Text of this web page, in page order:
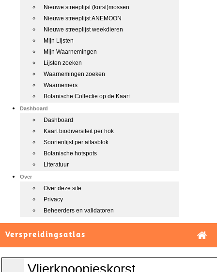
Nieuwe streeplijst (korst)mossen
Nieuwe streeplijst ANEMOON
Nieuwe streeplijst weekdieren
Mijn Lijsten
Mijn Waarnemingen
Lijsten zoeken
Waarnemingen zoeken
Waarnemers
Botanische Collectie op de Kaart
Dashboard
Dashboard
Kaart biodiversiteit per hok
Soortenlijst per atlasblok
Botanische hotspots
Literatuur
Over
Over deze site
Privacy
Beheerders en validatoren
Verspreidingsatlas